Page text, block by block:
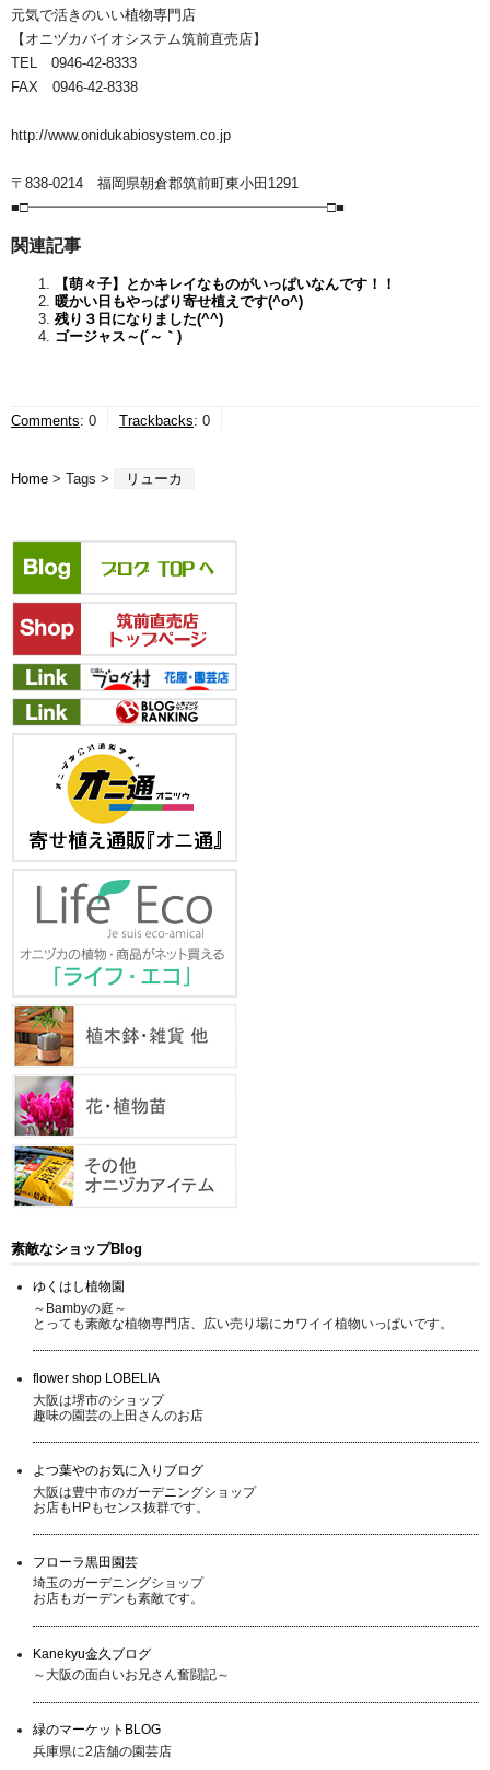
元気で活きのいい植物専門店
【オニヅカバイオシステム筑前直売店】
TEL 0946-42-8333
FAX 0946-42-8338
http://www.onidukabiosystem.co.jp
〒838-0214 福岡県朝倉郡筑前町東小田1291
■□━━━━━━━━━━━━━━━━━━━━━□■
関連記事
【萌々子】とかキレイなものがいっぱいなんです！！
暖かい日もやっぱり寄せ植えです(^o^)
残り３日になりました(^^)
ゴージャス～(´～｀)
Comments: 0 Trackbacks: 0
Home > Tags > リューカ
素敵なショップBlog
ゆくはし植物園
～Bambyの庭～
とっても素敵な植物専門店、広い売り場にカワイイ植物いっぱいです。
flower shop LOBELIA
大阪は堺市のショップ
趣味の園芸の上田さんのお店
よつ葉やのお気に入りブログ
大阪は豊中市のガーデニングショップ
お店もHPもセンス抜群です。
フローラ黒田園芸
埼玉のガーデニングショップ
お店もガーデンも素敵です。
Kanekyu金久ブログ
～大阪の面白いお兄さん奮闘記～
緑のマーケットBLOG
兵庫県に2店舗の園芸店